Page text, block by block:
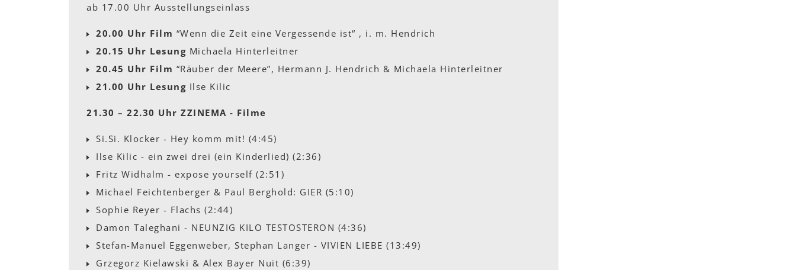
ab 17.00 Uhr Ausstellungseinlass
20.00 Uhr Film “Wenn die Zeit eine Vergessende ist“ , i. m. Hendrich
20.15 Uhr Lesung Michaela Hinterleitner
20.45 Uhr Film “Räuber der Meere”, Hermann J. Hendrich & Michaela Hinterleitner
21.00 Uhr Lesung Ilse Kilic
21.30 – 22.30 Uhr ZZINEMA - Filme
Si.Si. Klocker - Hey komm mit! (4:45)
Ilse Kilic - ein zwei drei (ein Kinderlied) (2:36)
Fritz Widhalm - expose yourself (2:51)
Michael Feichtenberger & Paul Berghold: GIER (5:10)
Sophie Reyer - Flachs (2:44)
Damon Taleghani - NEUNZIG KILO TESTOSTERON (4:36)
Stefan-Manuel Eggenweber, Stephan Langer - VIVIEN LIEBE (13:49)
Grzegorz Kielawski & Alex Bayer Nuit (6:39)